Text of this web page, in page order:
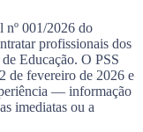
nº 001/2026 do
profissionais dos
Educação. O PSS
de fevereiro de 2026 e
— informação
imediatas ou a